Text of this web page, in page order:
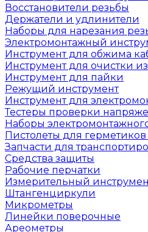
Восстановители резьбы
Держатели и удлинители
Наборы для нарезания
Электромонтажный
Инструмент для обжима
Инструмент для очистки
Инструмент для пайки
Режущий инструмент
Инструмент для
Тестеры проверки
Наборы
Пистолеты для герметиков
Запчасти для
Средства защиты
Рабочие перчатки
Измерительный
Штангенциркули
Микрометры
Линейки поверочные
Ареометры